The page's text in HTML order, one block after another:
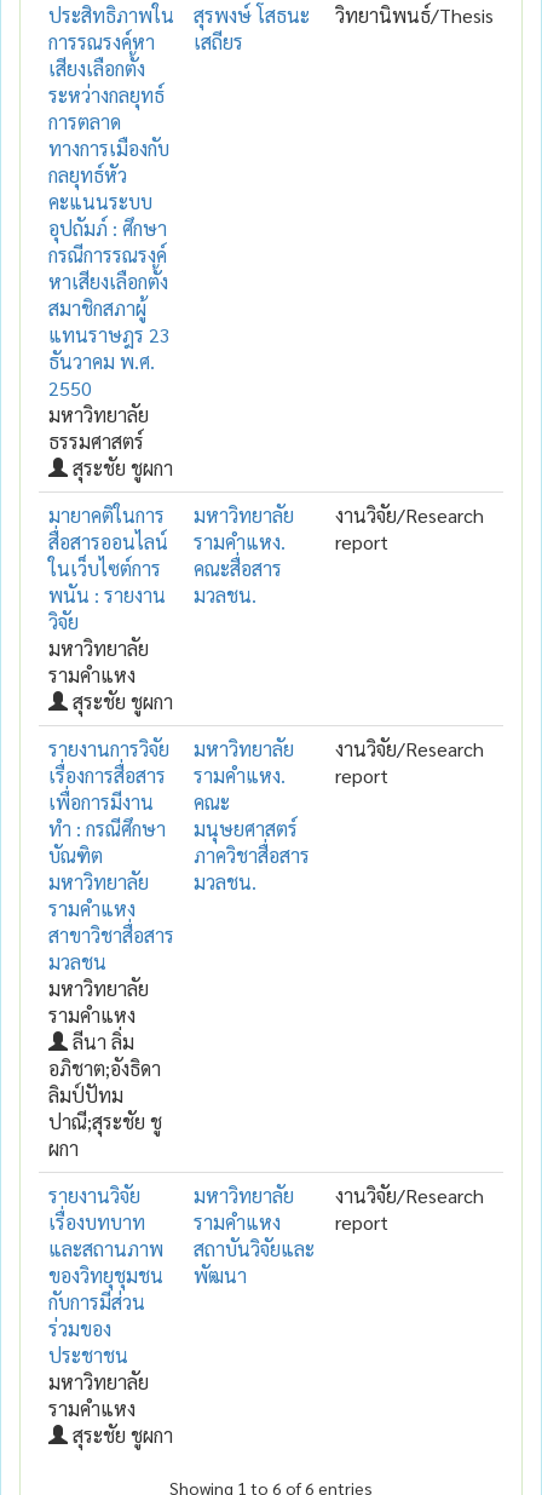
ประสิทธิภาพใน
การรณรงค์หา
เสียงเลือกตั้ง
ระหว่างกลยุทธ์
การตลาด
ทางการเมืองกับ
กลยุทธ์หัว
คะแนนระบบ
อุปถัมภ์ : ศึกษา
กรณีการรณรงค์
หาเสียงเลือกตั้ง
สมาชิกสภาผู้
แทนราษฎร 23
ธันวาคม พ.ศ.
2550
มหาวิทยาลัย
ธรรมศาสตร์
สุระชัย ชูผกา
สุรพงษ์ โสธนะ
เสถียร
วิทยานิพนธ์/Thesis
มายาคติในการ
สื่อสารออนไลน์
ในเว็บไซต์การ
พนัน : รายงาน
วิจัย
มหาวิทยาลัย
รามคำแหง
สุระชัย ชูผกา
มหาวิทยาลัย
รามคำแหง.
คณะสื่อสาร
มวลชน.
งานวิจัย/Research
report
รายงานการวิจัย
เรื่องการสื่อสาร
เพื่อการมีงาน
ทำ : กรณีศึกษา
บัณฑิต
มหาวิทยาลัย
รามคำแหง
สาขาวิชาสื่อสาร
มวลชน
มหาวิทยาลัย
รามคำแหง
ลีนา ลิ่ม
อภิชาต;อังธิดา
ลิมป์ปัทม
ปาณี;สุระชัย ชู
ผกา
มหาวิทยาลัย
รามคำแหง.
คณะ
มนุษยศาสตร์
ภาควิชาสื่อสาร
มวลชน.
งานวิจัย/Research
report
รายงานวิจัย
เรื่องบทบาท
และสถานภาพ
ของวิทยุชุมชน
กับการมีส่วน
ร่วมของ
ประชาชน
มหาวิทยาลัย
รามคำแหง
สุระชัย ชูผกา
มหาวิทยาลัย
รามคำแหง
สถาบันวิจัยและ
พัฒนา
งานวิจัย/Research
report
Showing 1 to 6 of 6 entries